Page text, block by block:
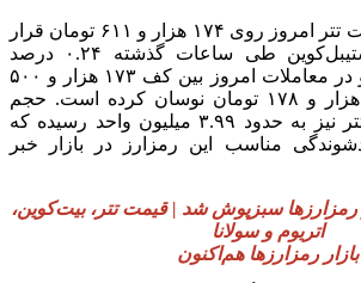
در بازار ایران نیز قیمت تتر امروز روی ۱۷۴ هزار و ۶۱۱ تومان قرار
گرفته است. این استیبل‌کوین طی ساعات گذشته ۰.۲۴ درصد
کاهش قیمت داشته و در معاملات امروز بین کف ۱۷۳ هزار و ۵۰۰
تومان و سقف ۱۷۵ هزار و ۱۷۸ تومان نوسان کرده است. حجم
معاملات ۲۴ ساعته تتر نیز به حدود ۳.۹۹ میلیون واحد رسیده که
مناسب این رمزارز در بازار خبر
بازار رمزارزها هم‌اکنون